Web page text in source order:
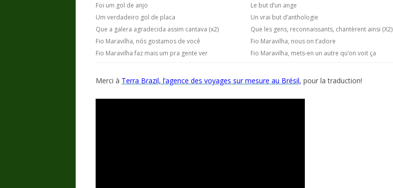
Foi um gol de anjo
Um verdadeiro gol de placa
Que a galera agradecida assim cantava (x2)
Fio Maravilha, nós gostamos de você
Fio Maravilha faz mais um pra gente ver
Le but d’un ange
Un vrai but d’anthologie
Que les gens, reconnaissants, chantèrent ainsi (X2)
Fio Maravilha, nous on t’adore
Fio Maravilha, mets-en un autre qu’on voit ça
Merci à Terra Brazil, l’agence des voyages sur mesure au Brésil, pour la traduction!